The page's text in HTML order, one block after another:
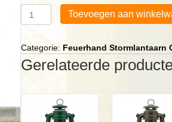
Stormlantaarn
aantal
Toevoegen aan
Categorie: Feuerhand Stormlantaarn
Gerelateerde